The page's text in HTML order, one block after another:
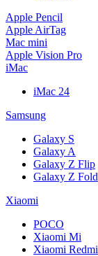
Apple Pencil
Apple AirTag
Mac mini
Apple Vision Pro
iMac
iMac 24
Samsung
Galaxy S
Galaxy A
Galaxy Z Flip
Galaxy Z Fold
Xiaomi
POCO
Xiaomi Mi
Xiaomi Redmi